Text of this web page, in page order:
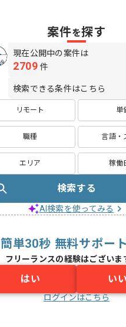
案件を探す
現在公開中の案件は
2709 件
検索できる条件はこちら
リモート 単
職種 言語・
エリア 稼働
検索する
AI検索を使ってみる
簡単30秒 無料サポー
フリーランスの経験はございま
はい い
ログインはこちら